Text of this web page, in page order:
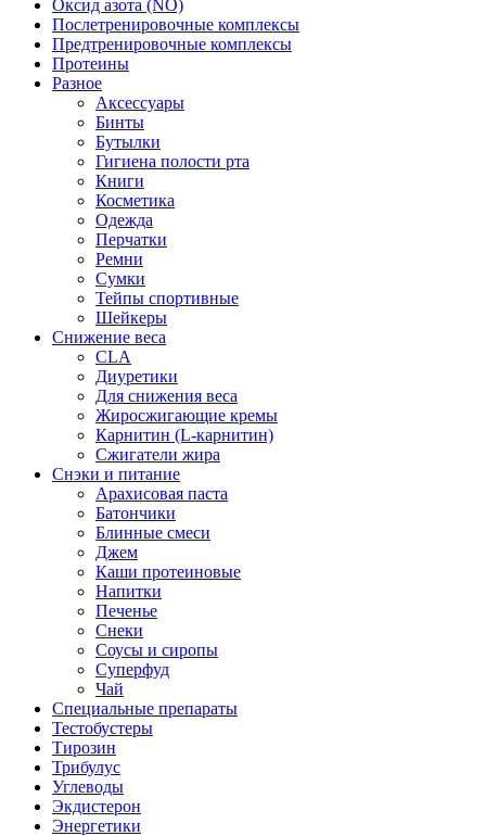
Оксид азота (NO)
Послетренировочные комплексы
Предтренировочные комплексы
Протеины
Разное
Аксессуары
Бинты
Бутылки
Гигиена полости рта
Книги
Косметика
Одежда
Перчатки
Ремни
Сумки
Тейпы спортивные
Шейкеры
Снижение веса
CLA
Диуретики
Для снижения веса
Жиросжигающие кремы
Карнитин (L-карнитин)
Сжигатели жира
Снэки и питание
Арахисовая паста
Батончики
Блинные смеси
Джем
Каши протеиновые
Напитки
Печенье
Снеки
Соусы и сиропы
Суперфуд
Чай
Специальные препараты
Тестобустеры
Тирозин
Трибулус
Углеводы
Экдистерон
Энергетики